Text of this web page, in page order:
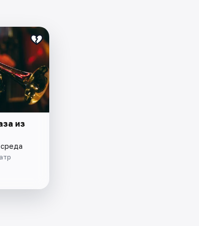
из
среда